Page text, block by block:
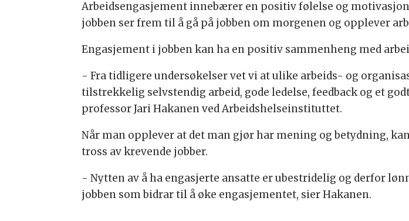
Arbeidsengasjement innebærer en positiv følelse og
jobben ser frem til å gå på jobben om morgenen og opplever
Engasjement i jobben kan ha en positiv sammenheng med
- Fra tidligere undersøkelser vet vi at ulike arbeids- og
tilstrekkelig selvstendig arbeid, gode ledelse, feedback og et
professor Jari Hakanen ved Arbeidshelseinstituttet.
Når man opplever at det man gjør har mening og betydning,
tross av krevende jobber.
- Nytten av å ha engasjerte ansatte er ubestridelig og derfor
jobben som bidrar til å øke engasjementet, sier Hakanen.